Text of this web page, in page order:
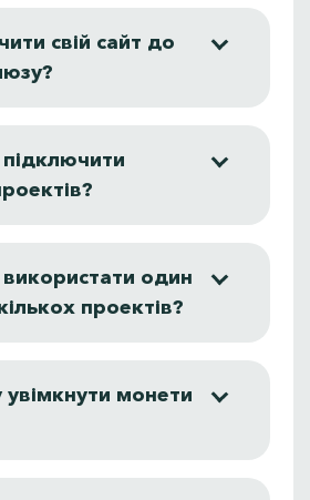
свій сайт до
один
проектів?
монети